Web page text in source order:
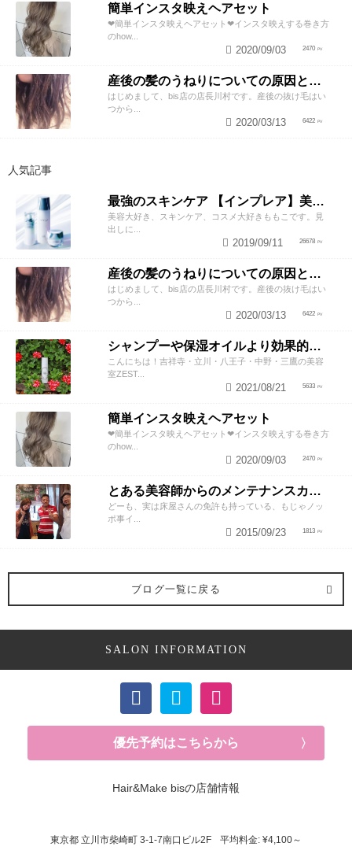
簡単インスタ映えヘアセット
❤︎簡単インスタ映えヘアセット❤︎インスタ映えする巻き方
のhow...
2470
2020/09/03
産後の髪のうねりについての原因と対策！
はじめまして、bis店の店長川村です。産後の抜け毛はい
つから...
6422
2020/03/13
人気記事
最強のスキンケア 【インプレア】美容師がオススメする、神ポイント5つ公開！
美容大好き、スキンケア、コスメ大好きももこです。見
出しに...
26678
2019/09/11
産後の髪のうねりについての原因と対策！
はじめまして、bis店の店長川村です。産後の抜け毛はい
つから...
6422
2020/03/13
シャンプーや保湿オイルより効果的！？美容師が教える頭皮の臭い＆乾燥ケアとは
こんにちは！吉祥寺・立川・八王子・中野・三鷹の美容
室ZEST...
5633
2021/08/21
簡単インスタ映えヘアセット
❤︎簡単インスタ映えヘアセット❤︎インスタ映えする巻き方
のhow...
2470
2020/09/03
とある美容師からのメンテナンスカットのススメ
どーも、実は床屋さんの免許も持っている、もじゃノッ
ポ事イ...
1813
2015/09/23
ブログ一覧に戻る
SALON INFORMATION
優先予約はこちらから
Hair&Make bisの店舗情報
東京都 立川市柴崎町 3-1-7南口ビル2F 平均料金: ¥4,100～